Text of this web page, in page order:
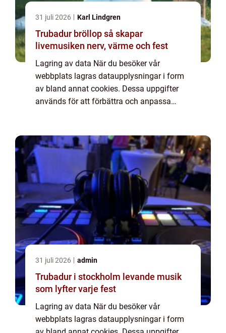
31 juli 2026 Karl Lindgren
Trubadur bröllop så skapar
livemusiken nerv, värme och fest
Lagring av data När du besöker vår
webbplats lagras dataupplysningar i form
av bland annat cookies. Dessa uppgifter
används för att förbättra och anpassa
att vi...
31 juli 2026 admin
Trubadur i stockholm levande musik
som lyfter varje fest
Lagring av data När du besöker vår
webbplats lagras dataupplysningar i form